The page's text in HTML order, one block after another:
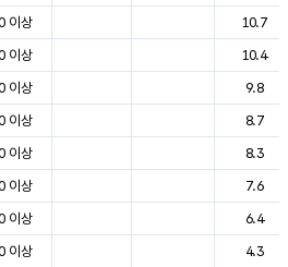
이상
10.7
이상
10.4
이상
9.8
이상
8.7
이상
8.3
이상
7.6
이상
6.4
이상
4.3